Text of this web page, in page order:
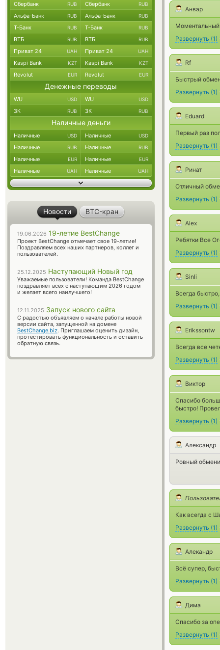
Анвар
Моментальный
Развернуть (1)
Rf
Быстрый
Развернуть (1)
Eduard
Первый раз
Развернуть (1)
Ринат
Отличный
Развернуть (1)
Alex
Ребятки Все
Развернуть (1)
Sinli
Всегда
Развернуть (1)
Erikssontw
Всегда все
Развернуть (1)
Виктор
Спасибо
быстро!
Развернуть (1)
Александр
Ровный
Как всегда с
Развернуть (1)
Алекандр
Всё супер,
Развернуть (1)
Дима
Спасибо за
Развернуть (1)
Сбербанк RUB Сбербанк RUB
Альфа-Банк RUB Альфа-Банк RUB
Т-Банк RUB Т-Банк RUB
ВТБ RUB ВТБ RUB
Приват 24 UAH Приват 24 UAH
Kaspi Bank KZT Kaspi Bank KZT
Revolut EUR Revolut EUR
Денежные переводы
WU USD WU USD
ЗК RUB ЗК RUB
Наличные деньги
Наличные USD Наличные USD
Наличные RUB Наличные RUB
Наличные EUR Наличные EUR
Наличные UAH Наличные UAH
Новости BTC-кран
19.06.2026 19-летие BestChange
Проект BestChange отмечает свое 19-летие!
Поздравляем всех наших партнеров, коллег и
пользователей.
25.12.2025 Наступающий Новый год
Уважаемые пользователи! Команда BestChange
поздравляет всех с наступающим 2026 годом
и желает всего наилучшего!
12.11.2025 Запуск нового сайта
С радостью объявляем о начале работы новой
версии сайта, запущенной на домене
BestChange.biz. Приглашаем оценить дизайн,
протестировать функциональность и оставить
обратную связь.